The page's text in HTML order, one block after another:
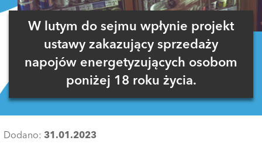
W lutym do sejmu wpłynie projekt
ustawy zakazujący sprzedaży
napojów energetyzujących osobom
poniżej 18 roku życia.
Dodano: 31.01.2023